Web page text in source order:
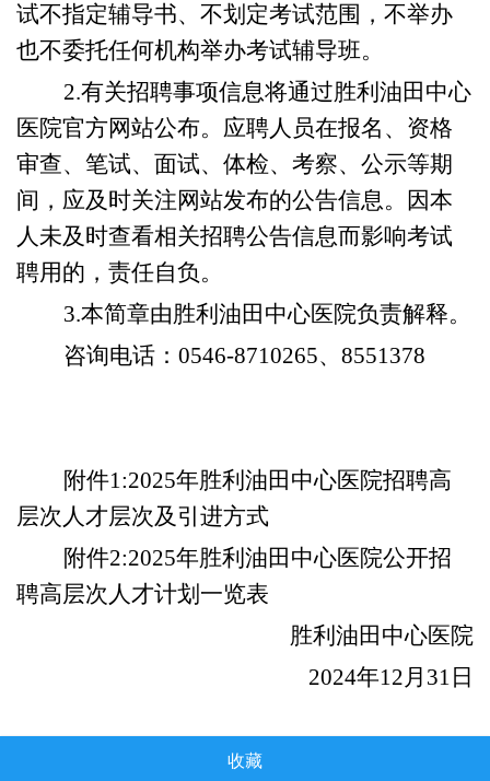
试不指定辅导书、 不划定考试范围 ，不举办
也不委托任何机构举办考试辅导班。
2.有关招聘事项信息将通过胜利油田中心
医院官方网站公布。应聘人员在报名、资格
审查、笔试、面试、体检、考察、公示等期
间，应及时关注网站发布的公告信息。因本
人未及时查看相关招聘公告信息而影响考试
聘用的，责任自负。
3.本简章由胜利油田中心医院负责解释。
咨询电话： 0546-8710265、8551378
附件1:2025年胜利油田中心医院招聘高
层次人才层次及引进方式
附件2:2025年胜利油田中心医院公开招
聘高层次人才计划一览表
胜利油田中心医院
2024年12月 31 日
收藏